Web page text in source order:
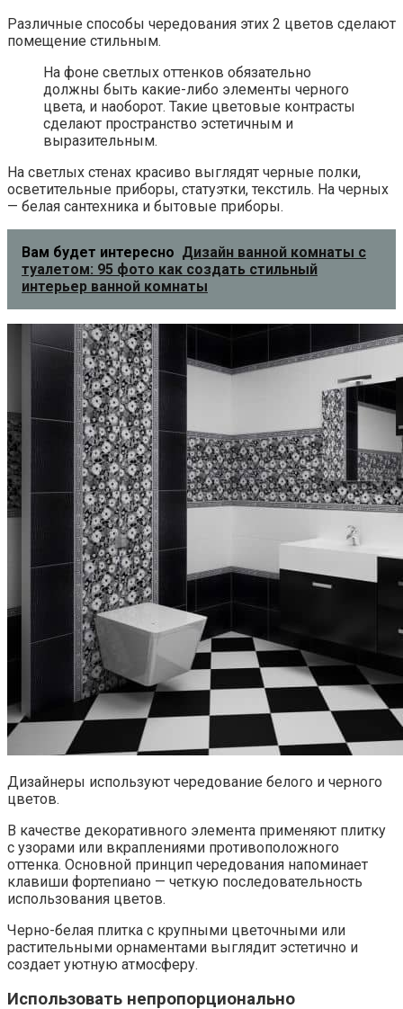
Различные способы чередования этих 2 цветов сделают
помещение стильным.
На фоне светлых оттенков обязательно
должны быть какие-либо элементы черного
цвета, и наоборот. Такие цветовые контрасты
сделают пространство эстетичным и
выразительным.
На светлых стенах красиво выглядят черные полки,
осветительные приборы, статуэтки, текстиль. На черных
— белая сантехника и бытовые приборы.
Вам будет интересно Дизайн ванной комнаты с
туалетом: 95 фото как создать стильный
интерьер ванной комнаты
Дизайнеры используют чередование белого и черного
цветов.
В качестве декоративного элемента применяют плитку
с узорами или вкраплениями противоположного
оттенка. Основной принцип чередования напоминает
клавиши фортепиано — четкую последовательность
использования цветов.
Черно-белая плитка с крупными цветочными или
растительными орнаментами выглядит эстетично и
создает уютную атмосферу.
Использовать непропорционально